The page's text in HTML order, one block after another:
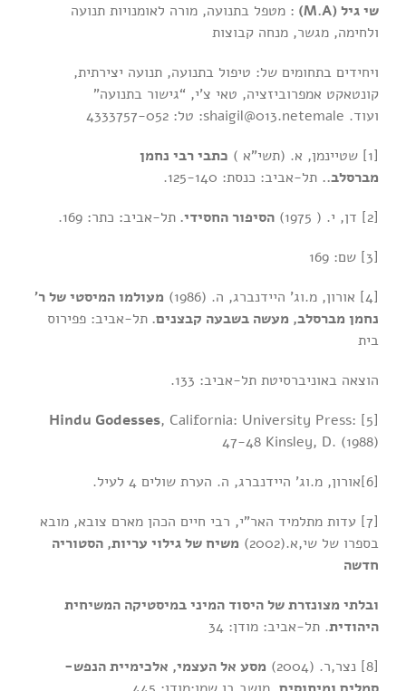
שי גיל (M.A
) : מטפל בתנועה, מורה לאומנויות תנועה
ולחימה, מגשר, מנחה קבוצות
ויחידים בתחומים של: טיפול בתנועה, תנועה יצירתית,
קונטאקט אמפרוביזציה, טאי צ’י, “גישור בתנועה”
ועוד. shaigil@013.netemale: טל: 4333757-052
[1] שטיינמן, א. (תשי”א )
כתבי רבי נחמן
מברסלב.. תל-אביב: כנסת: 125-140.
[2] דן, י. ( 1975)
הסיפור החסידי. תל-אביב: כתר: 169.
[3] שם: 169
[4] אורון, מ.וג’ היידנברג, ה. (1986)
מעולמו המיסטי של ר’
נחמן מברסלב, מעשה בשבעה קבצנים. תל-אביב: פפירוס
בית
הוצאה באוניברסיטת תל-אביב: 133.
[5]
Hindu Godesses, California: University Press:
47-48 Kinsley, D. (1988)
[6]אורון, מ.וג’ היידנברג, ה. הערת שולים 4 לעיל.
[7] עדות מתלמיד האר”י, רבי חיים הכהן מארם צובא, מובא
בספרו של שי,א.(2002)
משיח של גילוי עריות, הסטוריה
חדשה
ובלתי מצונזרת של היסוד המיני במיסטיקה המשיחית
היהודית. תל-אביב: מודן: 34
[8] נצר,ר. (2004)
מסע אל העצמי, אלכימיית הנפש-